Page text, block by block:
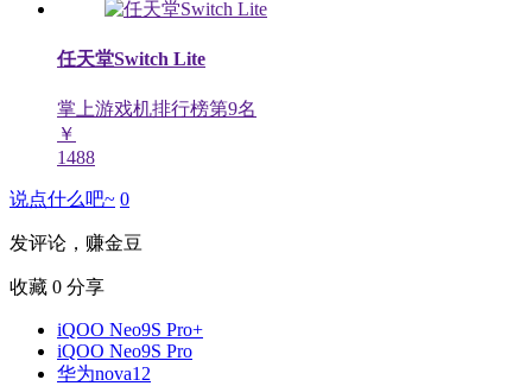
任天堂Switch Lite
掌上游戏机排行榜第9名
￥
1488
说点什么吧~ 0
发评论，赚金豆
收藏 0 分享
iQOO Neo9S Pro+
iQOO Neo9S Pro
华为nova12